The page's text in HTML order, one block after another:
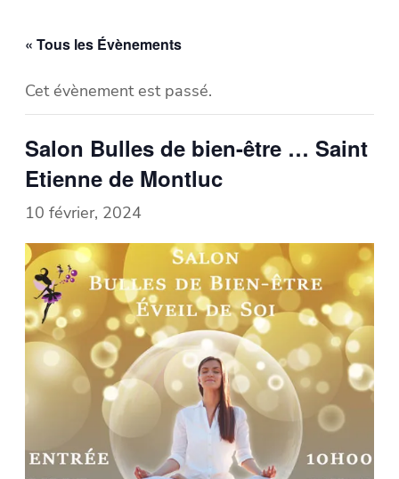
« Tous les Évènements
Cet évènement est passé.
Salon Bulles de bien-être … Saint
Etienne de Montluc
10 février, 2024